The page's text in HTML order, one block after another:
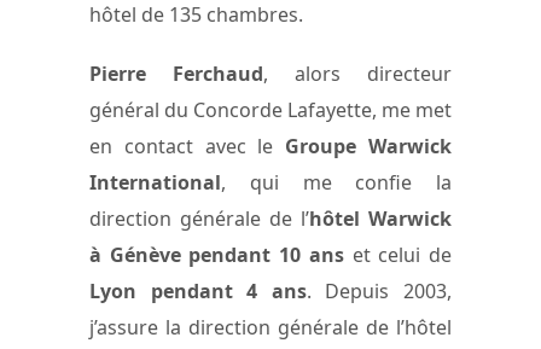
hôtel de 135 chambres.
Pierre Ferchaud, alors directeur
général du Concorde Lafayette, me met
en contact avec le Groupe Warwick
International, qui me confie la
direction générale de l’hôtel Warwick
à Génève pendant 10 anset celui de
Lyon pendant 4 ans. Depuis 2003,
j’assure la direction générale de l’hôtel